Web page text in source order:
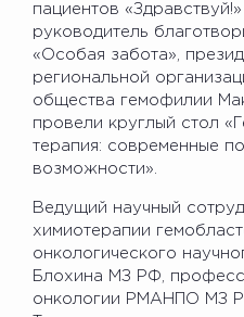
пациентов
руководитель
«Особая забота»,
региональной
общества гемофилии
провели круглый стол
терапия: современные
возможности».
Ведущий научный
химиотерапии
онкологического
Блохина МЗ РФ,
онкологии РМАНПО МЗ